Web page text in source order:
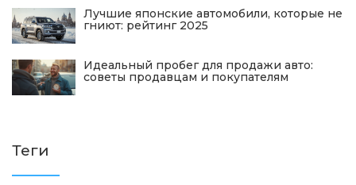
Лучшие японские автомобили, которые не
гниют: рейтинг 2025
Идеальный пробег для продажи авто:
советы продавцам и покупателям
Теги